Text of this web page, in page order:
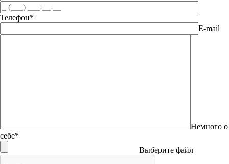
Телефон*
E-mail
Немного о
себе*
Выберите файл